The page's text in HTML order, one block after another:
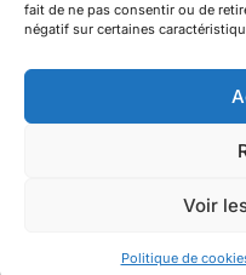
fait de ne pas consentir ou de
négatif sur certaines
Voir
Politique de
Tous droits réservés.